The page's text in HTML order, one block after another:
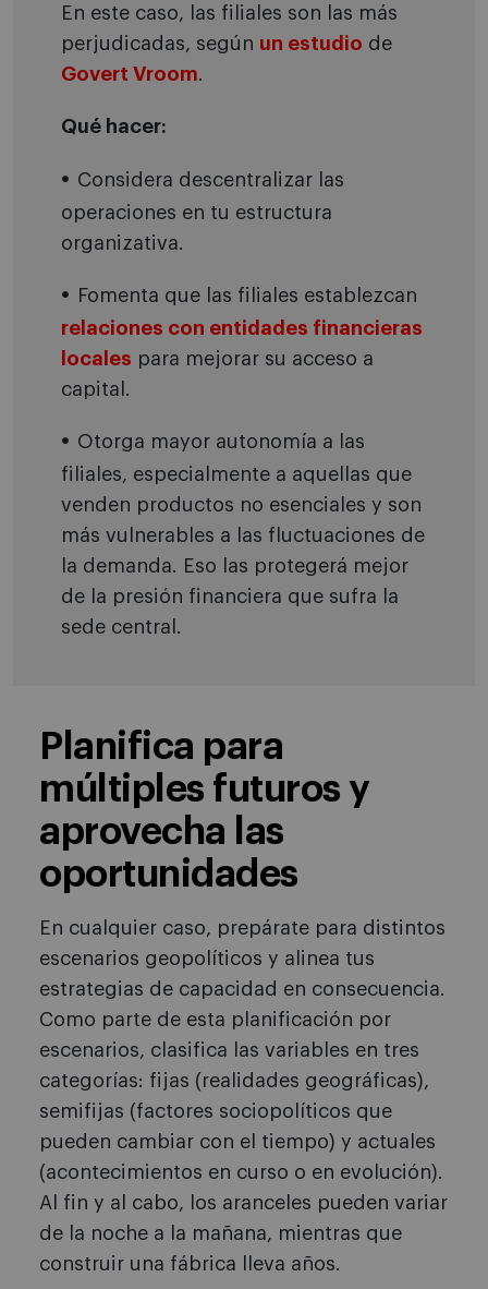
En este caso, las filiales son las más
perjudicadas, según un estudio de
Govert Vroom.
Qué hacer:
Considera descentralizar las
operaciones en tu estructura
organizativa.
Fomenta que las filiales establezcan
relaciones con entidades financieras
locales para mejorar su acceso a
capital.
Otorga mayor autonomía a las
filiales, especialmente a aquellas que
venden productos no esenciales y son
más vulnerables a las fluctuaciones de
la demanda. Eso las protegerá mejor
de la presión financiera que sufra la
sede central.
Planifica para
múltiples futuros y
aprovecha las
oportunidades
En cualquier caso, prepárate para distintos
escenarios geopolíticos y alinea tus
estrategias de capacidad en consecuencia.
Como parte de esta planificación por
escenarios, clasifica las variables en tres
categorías: fijas (realidades geográficas),
semifijas (factores sociopolíticos que
pueden cambiar con el tiempo) y actuales
(acontecimientos en curso o en evolución).
Al fin y al cabo, los aranceles pueden variar
de la noche a la mañana, mientras que
construir una fábrica lleva años.